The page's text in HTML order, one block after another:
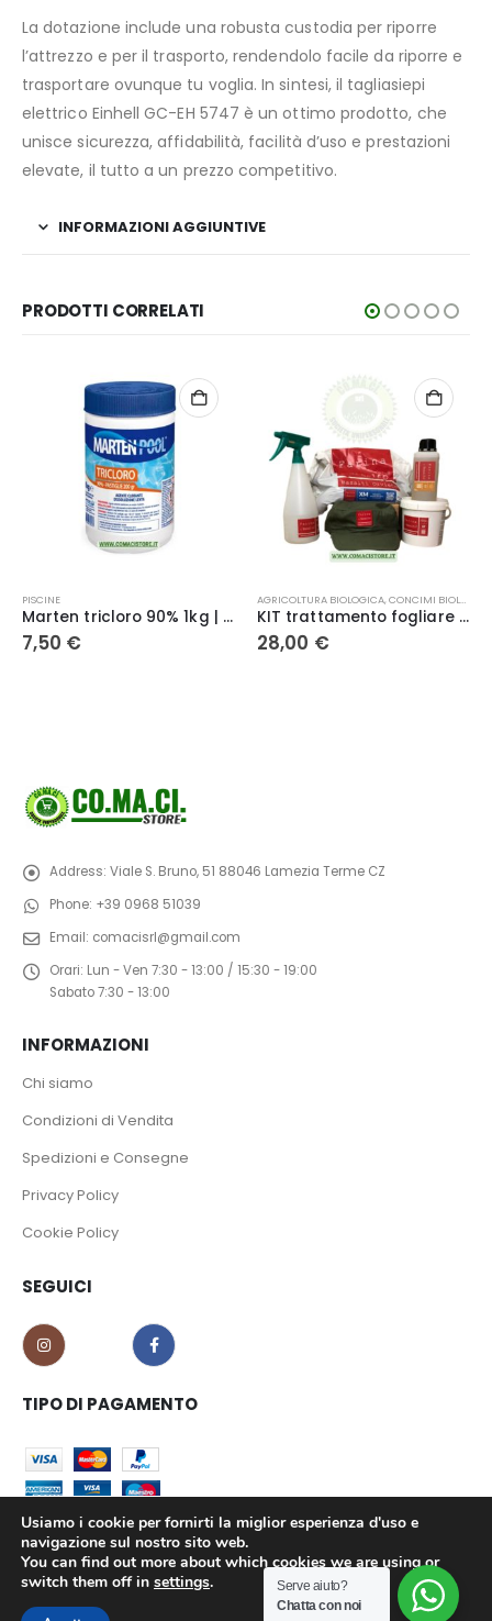
La dotazione include una robusta custodia per riporre
l’attrezzo e per il trasporto, rendendolo facile da riporre e
trasportare ovunque tu voglia. In sintesi, il tagliasiepi
elettrico Einhell GC-EH 5747 è un ottimo prodotto, che
unisce sicurezza, affidabilità, facilità d’uso e prestazioni
elevate, il tutto a un prezzo competitivo.
INFORMAZIONI AGGIUNTIVE
PRODOTTI CORRELATI
AGRICOLTURA BIOLOGICA
28,00
INSETTICIDI E REPELLENTI
36,60
Address: Viale S. Bruno, 51 88046 Lamezia Terme CZ
Phone: +39 0968 51039
Email: comacisrl@gmail.com
Orari: Lun - Ven 7:30 - 13:00 / 15:30 - 19:00
Sabato 7:30 - 13:00
INFORMAZIONI
Chi siamo
Condizioni di Vendita
Spedizioni e Consegne
Privacy Policy
Cookie Policy
SEGUICI
TIPO DI PAGAMENTO
CO.MA.CI S.r.l. - P.iva 02639180799 © 2023. All Rights Reserved.
Usiamo i cookie per fornirti la miglior esperienza d'uso e
navigazione sul nostro sito web.
You can find out more about which cookies we are using or
switch them off in settings.
Serve aiuto?
Chatta con noi